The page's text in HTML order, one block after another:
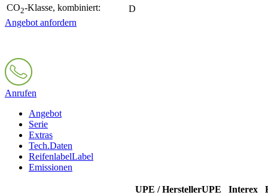
CO2-Klasse, kombiniert:
D
Angebot anfordern
Anrufen
Angebot
Serie
Extras
Tech.Daten
ReifenlabelLabel
Emissionen
UPE / HerstellerUPE Interex